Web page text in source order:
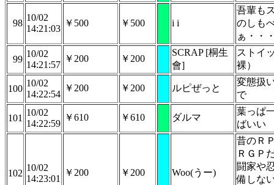
98
10/02
14:21:03
￥500 ￥500 i i
吾輩も
のしも
ぁ・・
99
10/02
14:21:57
￥200 ￥200
SCRAP [桐生
會]
ストイ
裸）
100
10/02
14:22:54
￥200 ￥200 ルピぜっと
変態扱
で
101
10/02
14:22:59
￥610 ￥610 ダルマ
葉っぱ
ばいい
102
10/02
14:23:01
￥200 ￥200 Woo(うー)
昔のＲ
ＲＧＰ
闘家や
備しな